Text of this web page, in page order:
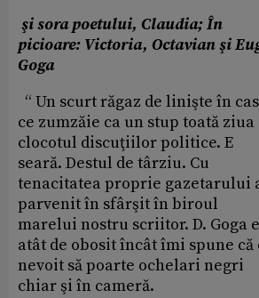
şi sora poetului, Claudia; În
picioare: Victoria, Octavian şi
Goga
“ Un scurt răgaz de linişte în
ce zumzăie ca un stup toată ziua
clocotul discuţiilor politice. E
seară. Destul de târziu. Cu
tenacitatea proprie gazetarului
parvenit în sfârşit în biroul
marelui nostru scriitor. D. Goga e
atât de obosit încât îmi spune că
nevoit să poarte ochelari negri
chiar şi în cameră.